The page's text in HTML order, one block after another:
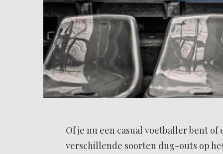
Of je nu een casual voetballer bent
verschillende soorten dug-outs op